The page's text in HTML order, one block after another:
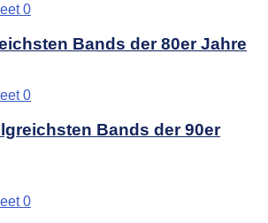
0
Bands der 80er Jahre
0
Bands der 90er
0